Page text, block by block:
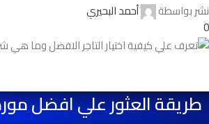
نشر بواسطة
أحمد البحيري
0
طريقة العثور علي افضل